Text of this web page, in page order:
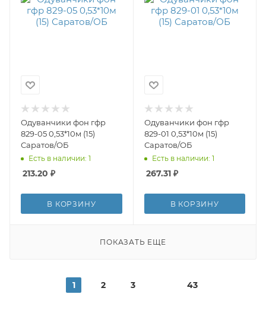
Одуванчики фон гфр
829-05 0,53*10м (15)
Саратов/ОБ
Есть в наличии: 1
213.20 ₽
В КОРЗИНУ
Одуванчики фон гфр
829-01 0,53*10м (15)
Саратов/ОБ
Есть в наличии: 1
267.31₽
В КОРЗИНУ
ПОКАЗАТЬ ЕЩЕ
1 2 3 43